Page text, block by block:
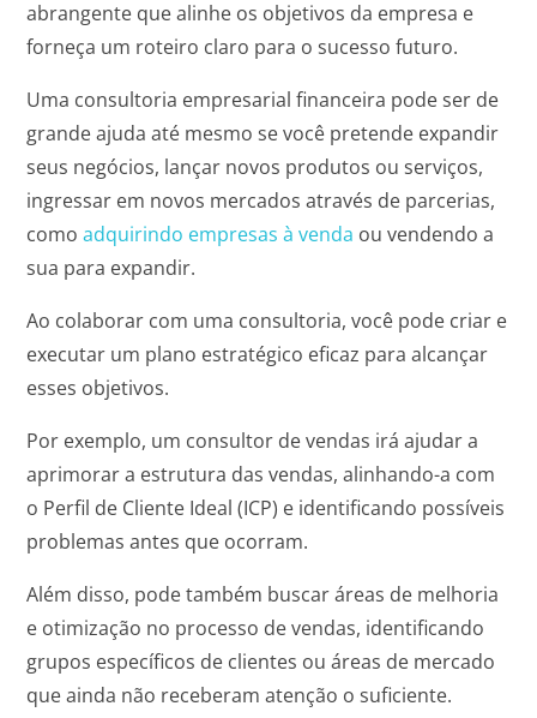
abrangente que alinhe os objetivos da empresa e
forneça um roteiro claro para o sucesso futuro.
Uma consultoria empresarial financeira pode ser de
grande ajuda até mesmo se você pretende expandir
seus negócios, lançar novos produtos ou serviços,
ingressar em novos mercados através de parcerias,
comoadquirindo empresas à venda ou vendendo a
sua para expandir.
Ao colaborar com uma consultoria, você pode criar e
executar um plano estratégico eficaz para alcançar
esses objetivos.
Por exemplo, um consultor de vendas irá ajudar a
aprimorar a estrutura das vendas, alinhando-a com
o Perfil de Cliente Ideal (ICP) e identificando possíveis
problemas antes que ocorram.
Além disso, pode também buscar áreas de melhoria
e otimização no processo de vendas, identificando
grupos específicos de clientes ou áreas de mercado
que ainda não receberam atenção o suficiente.